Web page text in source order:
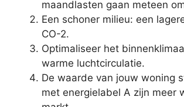
maandlasten gaan meteen
Een schoner milieu: een
CO-2.
Optimaliseer het
warme luchtcirculatie.
De waarde van jouw woning
met energielabel A zijn meer